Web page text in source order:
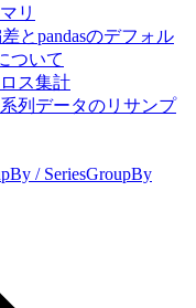
リ
とpandasのデフォル
ついて
ス集計
系列データのリサンプ
/ SeriesGroupBy